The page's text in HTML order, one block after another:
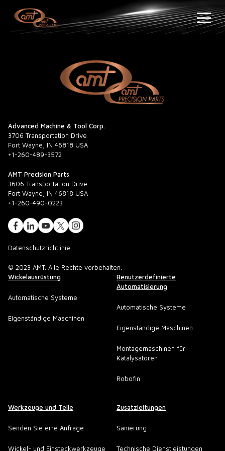
Advanced Machine & Tool Corp.
3706 Transportation Drive
Fort Wayne, IN 46818 USA
+1-260-489-3572
AMT Precision Parts
3606 Transportation Drive
Fort Wayne, IN 46818 USA
+1-260-490-0223
Datenschutzrichtlinie
© 2023 AMT. Alle Rechte vorbehalten.
Wickelausrüstung
Automatische Systeme
Eigenständige Maschinen
Benutzerdefinierte
Automatisierung
Automatische Systeme
Eigenständige Maschinen
Montagemaschinen für
Katalysatoren
Robofin
Werkzeuge und Teile
Senden Sie eine Anfrage
Wickel- und Einsteckwerkzeuge
Zusatzleitungen
Sanierung
Technische Dienstleistungen